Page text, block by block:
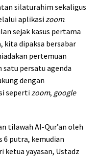
silaturahim sekaligus
aplikasizoom.
sejak kasus pertama
kita dipaksa bersabar
pertemuan
persatu agenda
dengan
sepertizoom, google
tilawah Al-Qur’an oleh
6 putra, kemudian
ketua yayasan, Ustadz